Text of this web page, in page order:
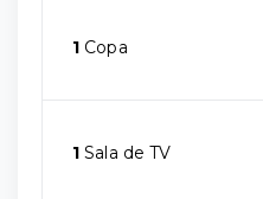
1 Copa
1 Sala de TV